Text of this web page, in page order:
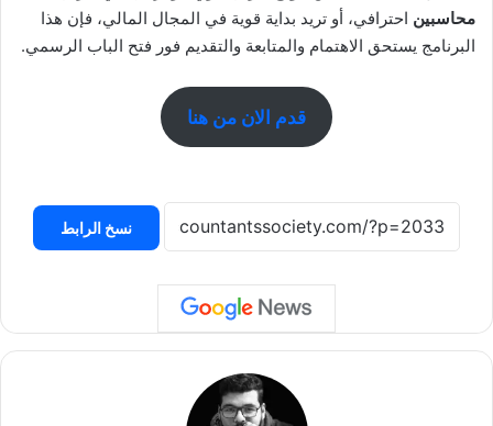
محاسبين احترافي، أو تريد بداية قوية في المجال المالي، فإن هذا
البرنامج يستحق الاهتمام والمتابعة والتقديم فور فتح الباب الرسمي.
قدم الان من هنا
نسخ الرابط